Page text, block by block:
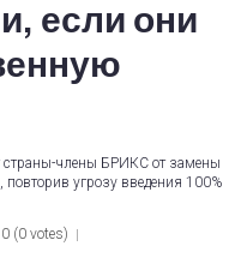
если они
страны-члены БРИКС от замены
угрозу введения 100%
0 (0 votes)